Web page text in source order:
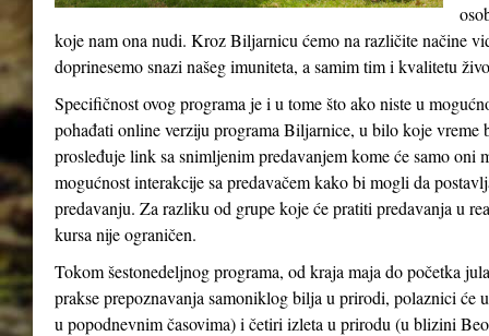
koje nam ona nudi. Kroz Biljarnicu ćemo na različite načine
doprinesemo snazi našeg imuniteta, a samim tim i kvalitetu
Specifičnost ovog programa je i u tome što ako niste u
pohađati online verziju programa Biljarnice, u bilo koje vreme
prosleđuje link sa snimljenim predavanjem kome će samo
mogućnost interakcije sa predavačem kako bi mogli da
predavanju. Za razliku od grupe koje će pratiti predavanja u
kursa nije ograničen.
Tokom šestonedeljnog programa, od kraja maja do početka
prakse prepoznavanja samoniklog bilja u prirodi, polaznici će
u popodnevnim časovima) i četiri izleta u prirodu (u blizini